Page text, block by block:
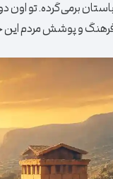
برمی‌گرده. تو اون
فرهنگ و پوشش مردم این